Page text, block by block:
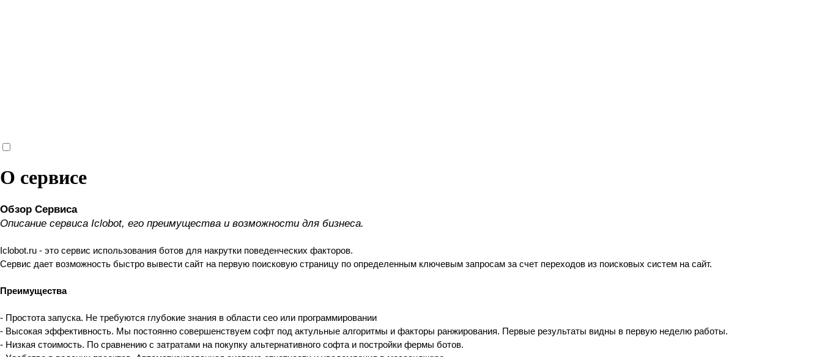
О сервисе
Обзор Сервиса
Описание сервиса Iclobot, его преимущества и возможности для бизнеса.
Iclobot.ru - это сервис использования ботов для накрутки поведенческих факторов.
Сервис дает возможность быстро вывести сайт на первую поисковую страницу по определенным ключевым запросам за счет переходов из поисковых систем на сайт.
Преимущества
- Простота запуска. Не требуются глубокие знания в области сео или программировании
- Высокая эффективность. Мы постоянно совершенствуем софт под актульные алгоритмы и факторы ранжирования. Первые результаты видны в первую неделю работы.
- Низкая стоимость. По сравнению с затратами на покупку альтернативного софта и постройки фермы ботов.